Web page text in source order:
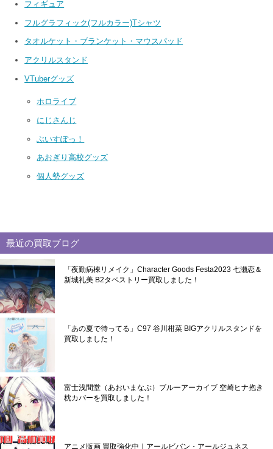
フィギュア
フルグラフィック(フルカラー)Tシャツ
タオルケット・ブランケット・マウスパッド
アクリルスタンド
VTuberグッズ
ホロライブ
にじさんじ
ぶいすぽっ！
あおぎり高校グッズ
個人勢グッズ
最近の買取ブログ
「夜勤病棟リメイク」Character Goods Festa2023 七瀬恋＆
新城礼美 B2タペストリー買取しました！
「あの夏で待ってる」C97 谷川柑菜 BIGアクリルスタンドを
買取しました！
富士浅間堂（あおいまなぶ）ブルーアーカイブ 空崎ヒナ抱き
枕カバーを買取しました！
アニメ版画 買取強化中｜アールビバン・アールジュネス